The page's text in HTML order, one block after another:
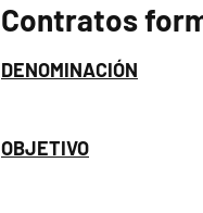
Contratos
DENOMINACIÓN
OBJETIVO